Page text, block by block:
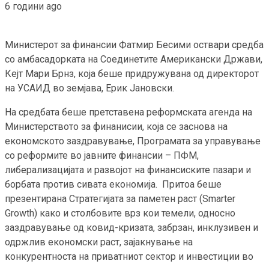
6 години ago
Министерот за финансии Фатмир Бесими оствари средба
со амбасадорката на Соединетите Американски Држави,
Кејт Мари Брнз, која беше придружувана од директорот
на УСАИД во земјава, Ерик Јановски.
На средбата беше претставена реформската агенда на
Министерството за финанисии, која се заснова на
економското заздравување, Програмата за управување
со реформите во јавните финансии – ПФМ,
либерализацијата и развојот на финансиските пазари и
борбата против сивата економија. Притоа беше
презентирана Стратегијата за паметен раст (Smarter
Growth) како и столбовите врз кои темели, односно
заздравување од ковид-кризата, забрзан, инклузивен и
одржлив економски раст, зајакнување на
конкурентноста на приватниот сектор и инвестиции во